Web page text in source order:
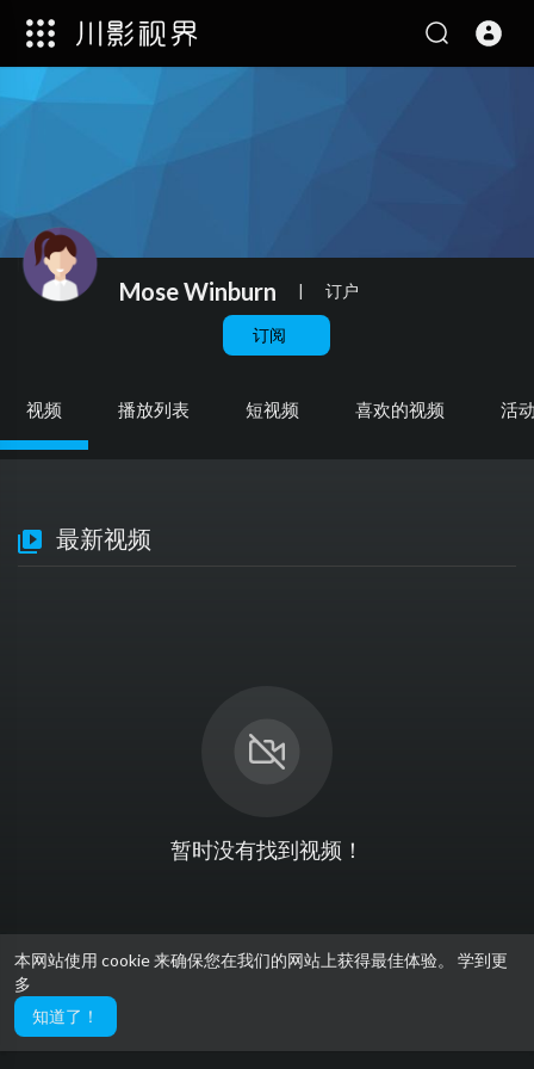
本网站使用 cookie 来确保您在我们的网站上获得最佳体验。 学到更
多
知道了！
Mose Winburn | 订户
订阅
视频 播放列表 短视频 喜欢的视频 活
最新视频
暂时没有找到视频！